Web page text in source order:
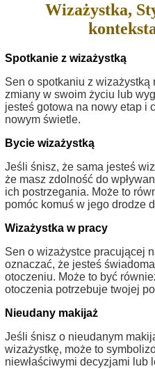
Wizażystka,
Spotkanie z wizażystką
Sen o spotkaniu z wizażystką
zmiany w swoim życiu lub
jesteś gotowa na nowy etap i
nowym świetle.
Bycie wizażystką
Jeśli śnisz, że sama jesteś
że masz zdolność do
ich postrzegania. Może to
pomóc komuś w jego drodze
Wizażystka w pracy
Sen o wizażystce pracującej
oznaczać, że jesteś
otoczeniu. Może to być
otoczenia potrzebuje twojej
Nieudany makijaż
Jeśli śnisz o nieudanym
wizażystkę, może to
niewłaściwymi decyzjami lub